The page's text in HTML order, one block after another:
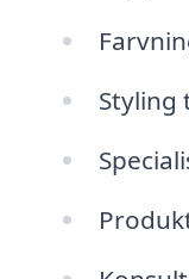
Styling